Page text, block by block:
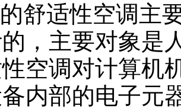
舒适性空调主
，主要对象是
空调对计算机
内部的电子元